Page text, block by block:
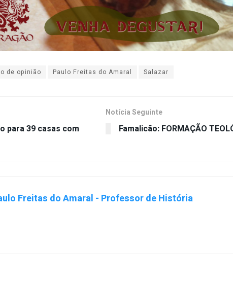
de opinião Paulo Freitas do Amaral Salazar
para 39 casas com
Notícia Seguinte
Famalicão: FORMAÇÃO
Freitas do Amaral - Professor de História